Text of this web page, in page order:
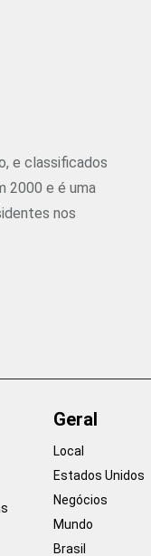
e classificados
2000 e é uma
nos
Geral
Local
Estados Unidos
Negócios
Mundo
Brasil